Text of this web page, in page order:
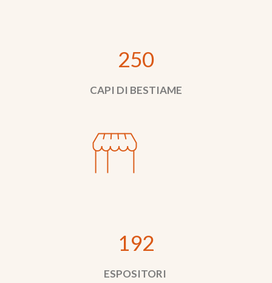
250
CAPI DI BESTIAME
192
ESPOSITORI